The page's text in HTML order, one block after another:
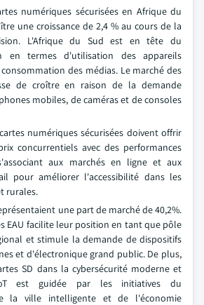
numériques sécurisées en Afrique du
une croissance de 2,4 % au cours de la
L'Afrique du Sud est en tête du
en termes d'utilisation des appareils
des médias. Le marché des
de croître en raison de la demande
mobiles, de caméras et de consoles
numériques sécurisées doivent offrir
concurrentiels avec des performances
aux marchés en ligne et aux
pour améliorer l'accessibilité dans les
rurales.
une part de marché de 40,2%.
EAU facilite leur position en tant que pôle
et stimule la demande de dispositifs
et d'électronique grand public. De plus,
SD dans la cybersécurité moderne et
est guidée par les initiatives du
la ville intelligente et de l'économie